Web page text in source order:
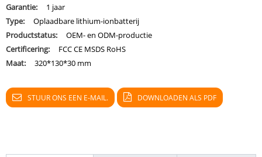
Garantie:
1 jaar
Type:
Oplaadbare lithium-ionbatterij
Productstatus:
OEM- en ODM-productie
Certificering:
FCC CE MSDS RoHS
Maat:
320*130*30 mm
STUUR ONS EEN E-MAIL. DOWNLOADEN ALS PDF